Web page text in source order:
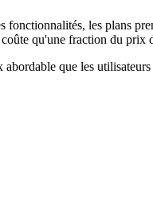
les plans
qu'une fraction du prix
que les utilisateurs